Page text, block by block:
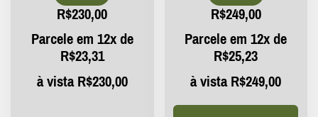
R$230,00
Parcele em 12x de
R$23,31
à vistaR$230,00
R$249,00
Parcele em 12x de
R$25,23
à vistaR$249,00